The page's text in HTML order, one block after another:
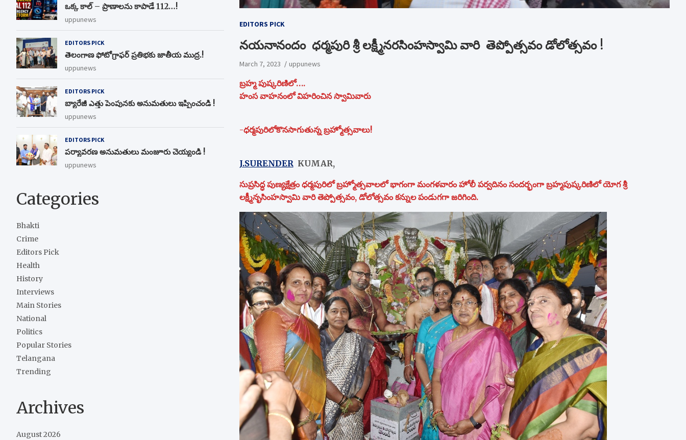
EDITORS PICK
నయనానందం ధర్మపురి శ్రీ లక్ష్మీనరసింహస్వామి వారి తెప్పోత్సవం డోలోత్సవం !
March 7, 2023 uppunews
బ్రహ్మ పుష్కరిణిలో….
హంస వాహనంలో విహరించిన స్వామివారు
-ధర్మపురిలోకొనసాగుతున్న బ్రహ్మోత్సవాలు!
J.SURENDER KUMAR,
సుప్రసిద్ధ పుణ్యక్షేత్రం ధర్మపురిలో బ్రహ్మోత్సవాలలో భాగంగా మంగళవారం హోలీ పర్వదినం సందర్భంగా బ్రహ్మపుష్కరిణిలో యోగ శ్రీ
లక్ష్మీనృసింహస్వామి వారి తెప్పోత్సవం, డోలోత్సవం కన్నుల పండుగగా జరిగింది.
ఒక్క కాల్ – ప్రాణాలను కాపాడే 112…!
uppunews
EDITORS PICK
తెలంగాణ ఫోటోగ్రాఫర్ ప్రతిభకు జాతీయ ముద్ర.!
uppunews
EDITORS PICK
బ్యారేజీ ఎత్తు పెంపున‌కు అనుమ‌తులు ఇప్పించండి !
uppunews
EDITORS PICK
ప‌ర్యావ‌ర‌ణ అనుమ‌తులు మంజూరు చెయ్యండి !
uppunews
Categories
Bhakti
Crime
Editors Pick
Health
History
Interviews
Main Stories
National
Politics
Popular Stories
Telangana
Trending
Archives
August 2026